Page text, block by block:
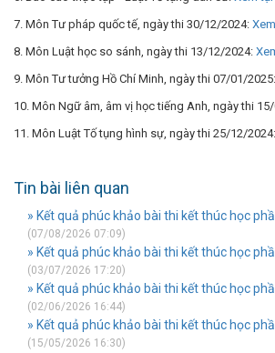
7. Môn Tư pháp quốc tế, ngày thi 30/12/2024:
8. Môn Luật học so sánh, ngày thi 13/12/2024:
9. Môn Tư tưởng Hồ Chí Minh, ngày thi 07/01/2025:
10. Môn Ngữ âm, âm vị học tiếng Anh, ngày thi
11. Môn Luật Tố tụng hình sự, ngày thi 25/12/2024:
Tin bài liên quan
» Kết quả phúc khảo bài thi kết thúc học
(07/08/2026 07:09)
» Kết quả phúc khảo bài thi kết thúc học
(03/07/2026 17:20)
» Kết quả phúc khảo bài thi kết thúc học
(02/06/2026 16:44)
» Kết quả phúc khảo bài thi kết thúc học
(15/05/2026 16:30)